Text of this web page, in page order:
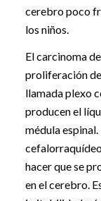
cerebro poco
los niños.
El carcinoma
proliferación
llamada plexo
producen el
médula
hacer que se
en el cerebro.